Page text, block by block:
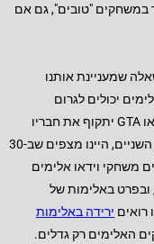
במשחקים "טובים", גם אם
שמעניינת אותנו
יכולים לגרום
להתנהגות אלימה. האם ילד שמשחק פורטנייט או GTA יתקוף את חבריו
לכיתה בהשראת המשחק? אם אכן היה קשר בין השניים, היינו מצפים שב-30
משחקי וידאו אלימים
באלימות של
רואים ירידה באלימות
האלימים רק גדלים.